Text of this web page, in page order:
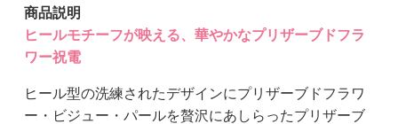
商品説明
ヒールモチーフが映える、華やかなプリザーブドフラ
ワー祝電
ヒール型の洗練されたデザインにプリザーブドフラワ
ー・ビジュー・パールを贅沢にあしらったプリザーブ